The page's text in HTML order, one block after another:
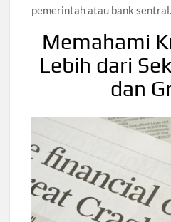
pemerintah atau bank
Memahami
Lebih dari
dan